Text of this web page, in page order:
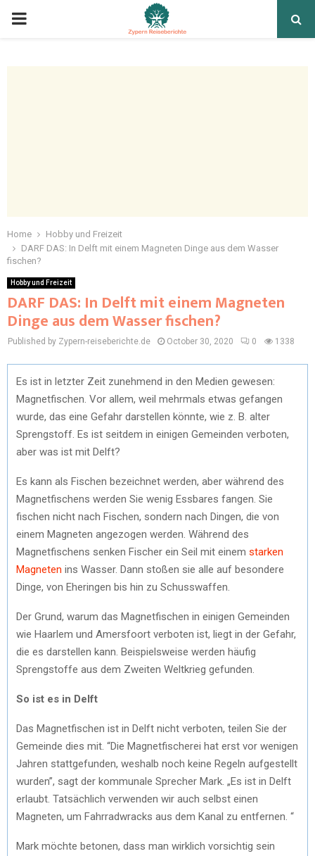
Home
Hobby und Freizeit
DARF DAS: In Delft mit einem Magneten Dinge aus dem Wasser
fischen?
Hobby und Freizeit
DARF DAS: In Delft mit einem Magneten
Dinge aus dem Wasser fischen?
Published by Zypern-reiseberichte.de October 30, 2020 0 1338
Es ist in letzter Zeit zunehmend in den Medien gewesen:
Magnetfischen. Vor allem, weil mehrmals etwas gefangen
wurde, das eine Gefahr darstellen könnte, wie z. B. alter
Sprengstoff. Es ist seitdem in einigen Gemeinden verboten,
aber was ist mit Delft?
Es kann als Fischen bezeichnet werden, aber während des
Magnetfischens werden Sie wenig Essbares fangen. Sie
fischen nicht nach Fischen, sondern nach Dingen, die von
einem Magneten angezogen werden. Während des
Magnetfischens senken Fischer ein Seil mit einem starken
Magneten ins Wasser. Dann stoßen sie alle auf besondere
Dinge, von Eheringen bis hin zu Schusswaffen.
Der Grund, warum das Magnetfischen in einigen Gemeinden
wie Haarlem und Amersfoort verboten ist, liegt in der Gefahr,
die es darstellen kann. Beispielsweise werden häufig
Sprengstoffe aus dem Zweiten Weltkrieg gefunden.
So ist es in Delft
Das Magnetfischen ist in Delft nicht verboten, teilen Sie der
Gemeinde dies mit. “Die Magnetfischerei hat erst vor wenigen
Jahren stattgefunden, weshalb noch keine Regeln aufgestellt
wurden”, sagt der kommunale Sprecher Mark. „Es ist in Delft
erlaubt. Tatsächlich verwenden wir auch selbst einen
Magneten, um Fahrradwracks aus dem Kanal zu entfernen. “
Mark möchte betonen, dass man wirklich vorsichtig sein